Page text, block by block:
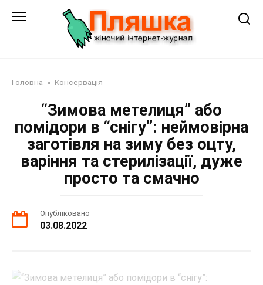
Головна » Консервація
“Зимова метелиця” або
помідори в “снігу”: неймовірна
заготівля на зиму без оцту,
варіння та стерилізації, дуже
просто та смачно
Опубліковано
03.08.2022